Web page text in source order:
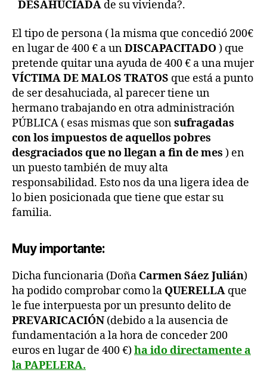
DESAHUCIADA de su vivienda?.
El tipo de persona ( la misma que concedió 200€
en lugar de 400 € a unDISCAPACITADO) que
pretende quitar una ayuda de 400 € a una mujer
VÍCTIMA DE MALOS TRATOS que está a punto
de ser desahuciada, al parecer tiene un
hermano trabajando en otra administración
PÚBLICA ( esas mismas que sonsufragadas
con los impuestos de aquellos pobres
desgraciados que no llegan a fin de mes ) en
un puesto también de muy alta
responsabilidad. Esto nos da una ligera idea de
lo bien posicionada que tiene que estar su
familia.
Muy importante:
Dicha funcionaria (Doña Carmen Sáez Julián)
ha podido comprobar como la QUERELLA que
le fue interpuesta por un presunto delito de
PREVARICACIÓN (debido a la ausencia de
fundamentación a la hora de conceder 200
euros en lugar de 400 €)ha ido directamente a
la PAPELERA.